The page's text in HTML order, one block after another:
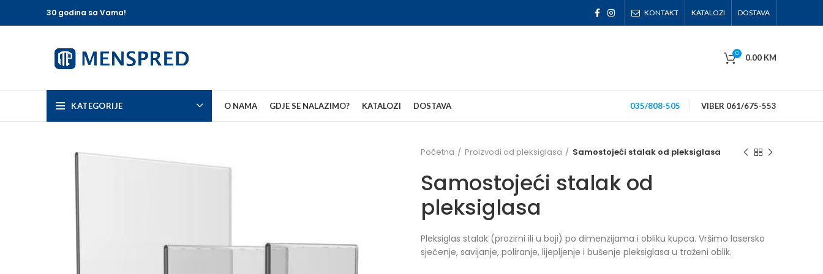
30 godina sa Vama! KONTAKT KATALOZI DOSTAVA
0 0.00 KM
KATEGORIJE O NAMA GDJE SE NALAZIMO? KATALOZI DOSTAVA 035/808-505 VIBER 061/675-553
Početna Proizvodi od pleksiglasa Samostojeći stalak od pleksiglasa
Samostojeći stalak od
pleksiglasa
Pleksiglas stalak (prozirni ili u boji) po dimenzijama i obliku kupca. Vršimo lasersko
sječenje, savijanje, poliranje, lijepljenje i bušenje pleksiglasa u traženi oblik.